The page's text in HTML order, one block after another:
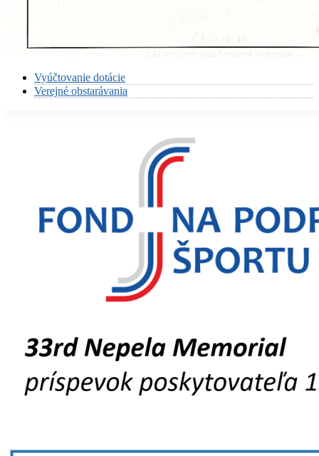
Vyúčtovanie dotácie
Verejné obstarávania